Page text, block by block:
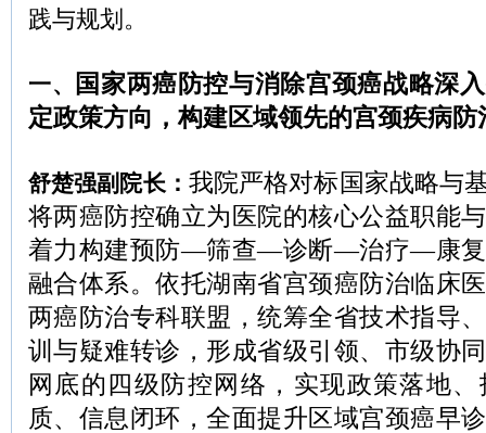
践与规划。
一、
国家两癌防控与消除宫颈癌战略深
定政策方向，构建区域领先的宫颈疾病防
舒楚强副院长： 我院严格对标国家战略与
将两癌防控确立为医院的核心公益职能
着力构建预防—筛查—诊断—治疗—康
融合体系。依托湖南省宫颈癌防治临床
两癌防治专科联盟，统筹全省技术指导
训与疑难转诊，形成省级引领、市级协
网底的四级防控网络，实现政策落地
质、信息闭环，全面提升区域宫颈癌早